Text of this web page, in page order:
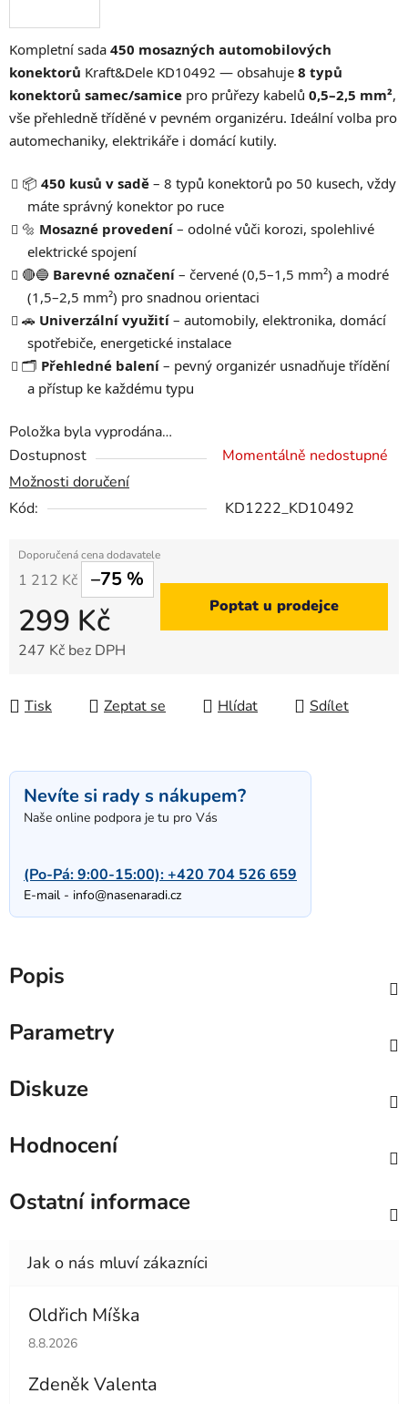
Kompletní sada 450 mosazných automobilových
konektorů Kraft&Dele KD10492 — obsahuje 8 typů
konektorů samec/samice pro průřezy kabelů 0,5–2,5 mm²,
vše přehledně tříděné v pevném organizéru. Ideální volba pro
automechaniky, elektrikáře i domácí kutily.
📦 450 kusů v sadě – 8 typů konektorů po 50 kusech, vždy
máte správný konektor po ruce
🔩 Mosazné provedení – odolné vůči korozi, spolehlivé
elektrické spojení
🔴🔵 Barevné označení – červené (0,5–1,5 mm²) a modré
(1,5–2,5 mm²) pro snadnou orientaci
🚗 Univerzální využití – automobily, elektronika, domácí
spotřebiče, energetické instalace
🗂️ Přehledné balení – pevný organizér usnadňuje třídění
a přístup ke každému typu
Položka byla vyprodána…
Dostupnost
Momentálně nedostupné
Možnosti doručení
Kód:
KD1222_KD10492
1 212 Kč –75 %
299 Kč
247 Kč bez DPH
Poptat u prodejce
Tisk Zeptat se Hlídat Sdílet
Nevíte si rady s nákupem?
Naše online podpora je tu pro Vás
(Po-Pá: 9:00-15:00):+420 704 526 659
E-mail - info@nasenaradi.cz
Popis
Parametry
Diskuze
Hodnocení
Ostatní informace
Oldřich Míška
Hodnocení obchodu je 5 z 5 hvězdiček.
8.8.2026
Zdeněk Valenta